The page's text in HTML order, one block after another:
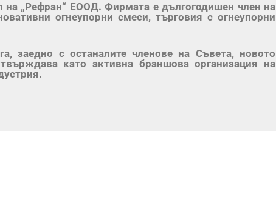
на „Рефран“ ЕООД. Фирмата е дългогодишен член на
огнеупорни смеси, търговия с огнеупорни
заедно с останалите членове на Съвета, новото
като активна браншова организация на